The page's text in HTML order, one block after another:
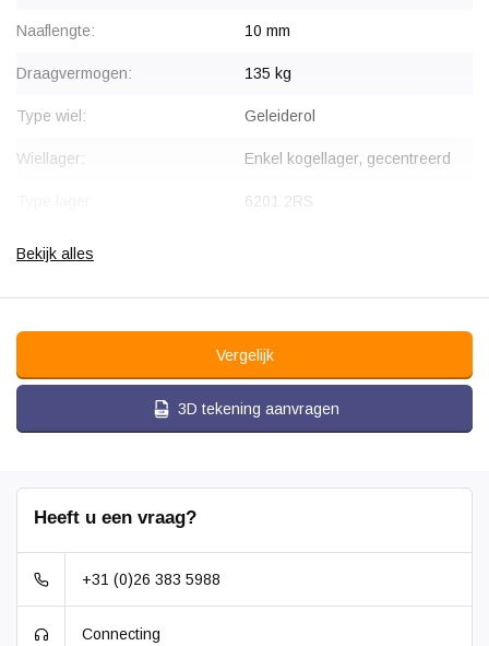
Naaflengte: 10 mm
Draagvermogen: 135 kg
Type wiel: Geleiderol
Wiellager: Enkel kogellager, gecentreerd
6201 2RS
Bandage:
Temperatuur: - 25 / + 80 °C
Bekijk alles
Vergelijk
3D tekening aanvragen
Heeft u een vraag?
+31 (0)26 383 5988
Connecting